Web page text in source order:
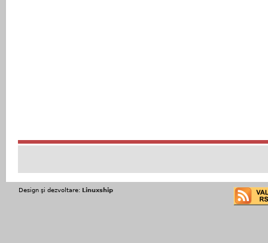
Design şi dezvoltare: Linuxship